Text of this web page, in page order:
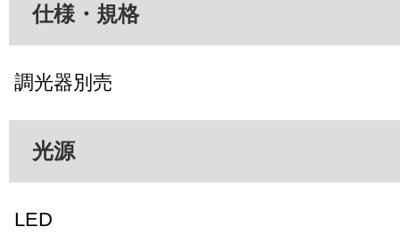
仕様・規格
調光器別売
光源
LED